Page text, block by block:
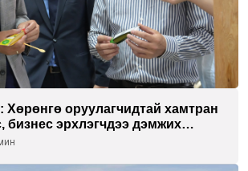
Хөрөнгө оруулагчидтай хамтран
бизнес эрхлэгчдээ дэмжих
хотын захын